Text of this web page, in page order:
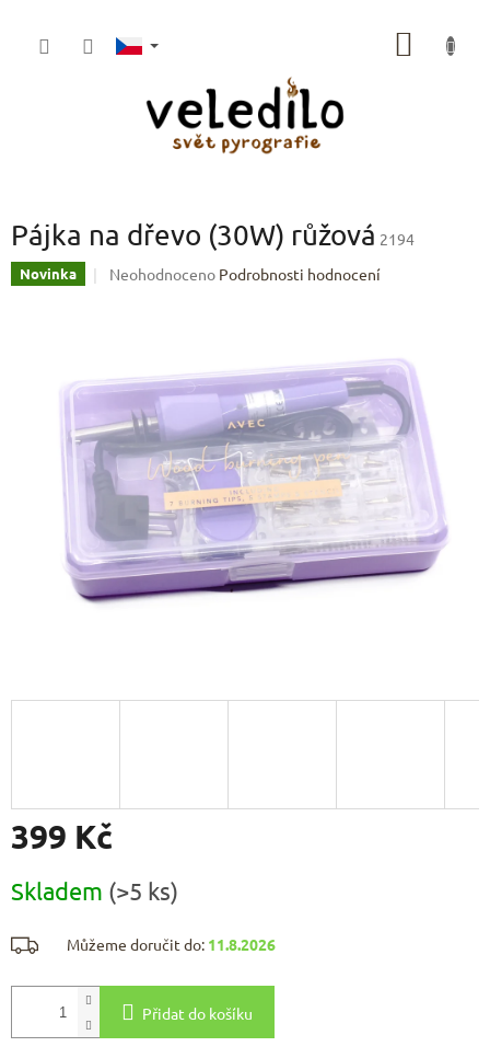
Pájka na dřevo (30W) růžová 2194
Novinka
Průměrné
z
5
hvězdiček.
Neohodnoceno Podrobnosti hodnocení
399 Kč
cena:
Skladem (>5 ks)
Můžeme doručit do: 11.8.2026
Přidat do košíku